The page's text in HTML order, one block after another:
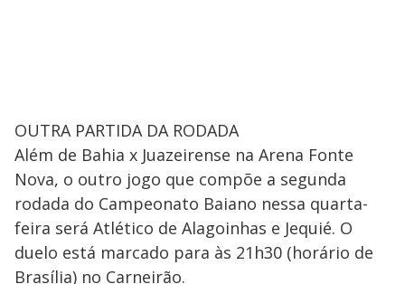
OUTRA PARTIDA DA RODADA
Além de Bahia x Juazeirense na Arena Fonte
Nova, o outro jogo que compõe a segunda
rodada do Campeonato Baiano nessa quarta-
feira será Atlético de Alagoinhas e Jequié. O
duelo está marcado para às 21h30 (horário de
Brasília) no Carneirão.